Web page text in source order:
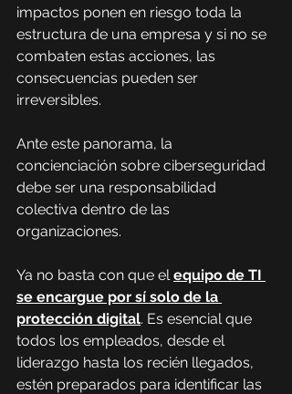
impactos ponen en riesgo toda la
estructura de una empresa y si no se
combaten estas acciones, las
consecuencias pueden ser
irreversibles.
Ante este panorama, la
concienciación sobre ciberseguridad
debe ser una responsabilidad
colectiva dentro de las
organizaciones.
Ya no basta con que el equipo de TI
se encargue por sí solo de la
protección digital. Es esencial que
todos los empleados, desde el
liderazgo hasta los recién llegados,
estén preparados para identificar las